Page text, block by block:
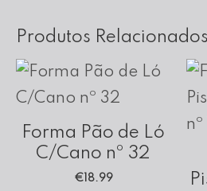
Produtos Relacionados
Forma Pão de Ló
C/Cano nº 32
€18.99